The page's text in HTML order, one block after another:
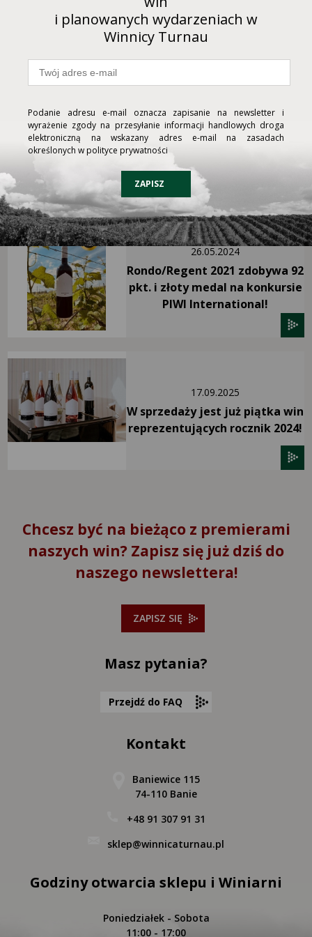
09.03.2025
Nowy rocznik Perlé!
26.05.2024
Rondo/Regent 2021 zdobywa 92
pkt. i złoty medal na konkursie
PIWI International!
17.09.2025
W sprzedaży jest już piątka win
reprezentujących rocznik 2024!
Chcesz być na bieżąco z premierami
naszych win? Zapisz się już dziś do
naszego newslettera!
ZAPISZ SIĘ
Masz pytania?
Przejdź do FAQ
Kontakt
Baniewice 115
74-110 Banie
+48 91 307 91 31
sklep@winnicaturnau.pl
Godziny otwarcia sklepu i Winiarni
Poniedziałek - Sobota
11:00 - 17:00
i planowanych wydarzeniach w
Winnicy Turnau
Podanie adresu e-mail oznacza zapisanie na newsletter i
wyrażenie zgody na przesyłanie informacji handlowych droga
elektroniczną na wskazany adres e-mail na zasadach
określonych w polityce prywatności
ZAPISZ